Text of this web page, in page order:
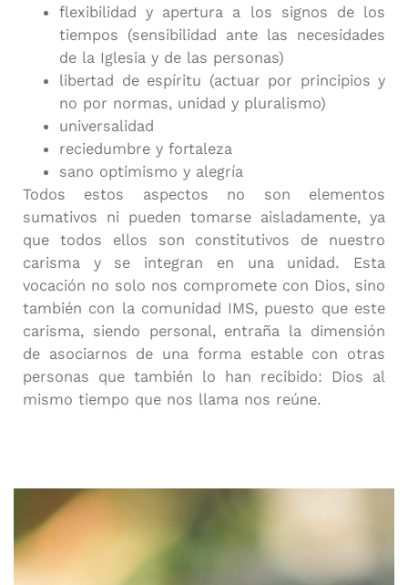
flexibilidad y apertura a los signos de los
tiempos (sensibilidad ante las necesidades
de la Iglesia y de las personas)
libertad de espíritu (actuar por principios y
no por normas, unidad y pluralismo)
universalidad
reciedumbre y fortaleza
sano optimismo y alegría
Todos estos aspectos no son elementos
sumativos ni pueden tomarse aisladamente, ya
que todos ellos son constitutivos de nuestro
carisma y se integran en una unidad. Esta
vocación no solo nos compromete con Dios, sino
también con la comunidad IMS, puesto que este
carisma, siendo personal, entraña la dimensión
de asociarnos de una forma estable con otras
personas que también lo han recibido: Dios al
mismo tiempo que nos llama nos reúne.